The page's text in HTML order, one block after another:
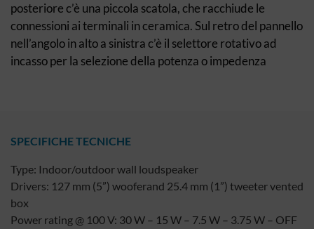
posteriore c’è una piccola scatola, che racchiude le
connessioni ai terminali in ceramica. Sul retro del pannello
nell’angolo in alto a sinistra c’è il selettore rotativo ad
incasso per la selezione della potenza o impedenza
SPECIFICHE TECNICHE
Type: Indoor/outdoor wall loudspeaker
Drivers: 127 mm (5”) wooferand 25.4 mm (1”) tweeter vented
box
Power rating @ 100 V: 30 W – 15 W – 7.5 W – 3.75 W – OFF